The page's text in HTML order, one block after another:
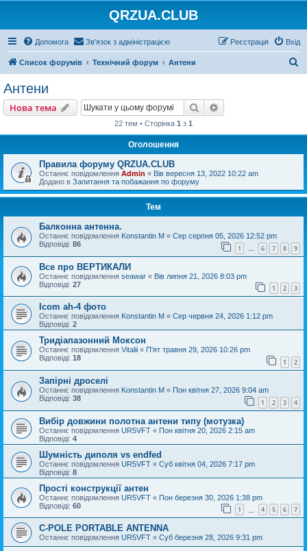
QRZUA.CLUB
Допомога Зв'язок з адміністрацією Вхід
Реєстрація
Список форумів Технічний форум Антени
Антени
Нова тема Пошук
22 тем • Сторінка 1 з 1
Оголошення
Правила форуму QRZUA.CLUB
Останнє повідомлення Admin « Вів вересня 13, 2022 10:22 am
Додано в Запитання та побажання по форуму
Тем
Балконна антенна.
Останнє повідомлення Konstantin M « Сер серпня 05, 2026 12:52 pm
Відповіді: 86 1 … 6 7 8 9
Все про ВЕРТИКАЛИ
Останнє повідомлення seawar « Вів липня 21, 2026 8:03 pm
Відповіді: 27 1 2 3
Icom ah-4 фото
Останнє повідомлення Konstantin M « Сер червня 24, 2026 1:12 pm
Відповіді: 2
Тридіапазонний Моксон
Останнє повідомлення Vitalii « П'ят травня 29, 2026 10:26 pm
Відповіді: 18 1 2
Запірні дроселі
Останнє повідомлення Konstantin M « Пон квітня 27, 2026 9:04 am
Відповіді: 38 1 2 3 4
Вибір довжини полотна антени типу (мотузка)
Останнє повідомлення UR5VFT « Пон квітня 20, 2026 2:15 am
Відповіді: 4
Шумність диполя vs endfed
Останнє повідомлення UR5VFT « Суб квітня 04, 2026 7:17 pm
Відповіді: 8
Прості конструкції антен
Останнє повідомлення UR5VFT « Пон березня 30, 2026 1:38 pm
Відповіді: 60 1 4 5 6 7
C-POLE PORTABLE ANTENNA
Останнє повідомлення UR5VFT « Суб березня 28, 2026 9:31 pm